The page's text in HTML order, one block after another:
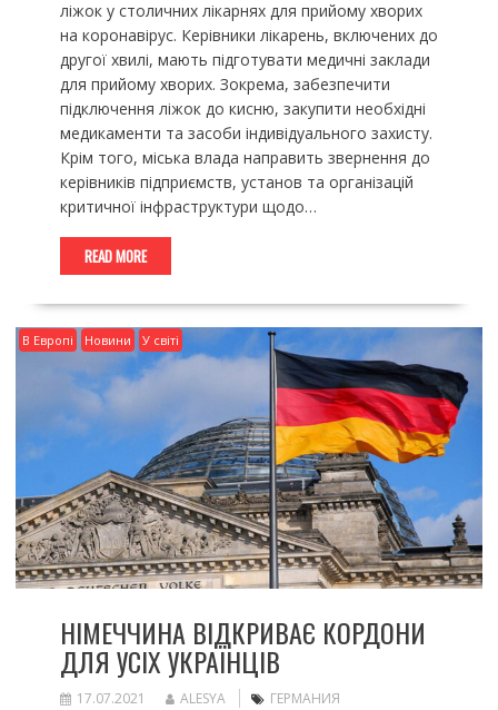
ліжок у столичних лікарнях для прийому хворих
на коронавірус. Керівники лікарень, включених до
другої хвилі, мають підготувати медичні заклади
для прийому хворих. Зокрема, забезпечити
підключення ліжок до кисню, закупити необхідні
медикаменти та засоби індивідуального захисту.
Крім того, міська влада направить звернення до
керівників підприємств, установ та організацій
критичної інфраструктури щодо…
READ MORE
В Европі Новини У світі
НІМЕЧЧИНА ВІДКРИВАЄ КОРДОНИ
ДЛЯ УСІХ УКРАЇНЦІВ
17.07.2021 ALESYA ГЕРМАНИЯ